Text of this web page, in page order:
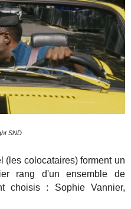
SND
(les colocataires) forment un
rang d'un ensemble de
choisis : Sophie Vannier,